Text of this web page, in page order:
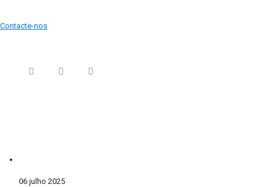
Contacte-nos
06 julho 2025